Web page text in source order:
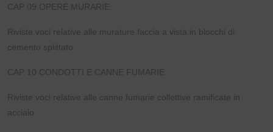
CAP 09 OPERE MURARIE:
Riviste voci relative alle murature faccia a vista in blocchi di
cemento splittato
CAP 10 CONDOTTI E CANNE FUMARIE:
Riviste voci relative alle canne fumarie collettive ramificate in
acciaio